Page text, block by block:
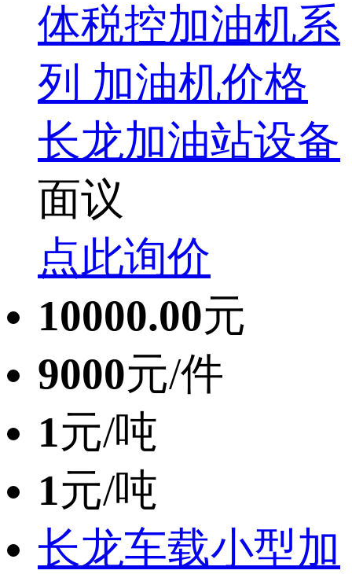
体税控加油机系
列 加油机价格
长龙加油站设备
面议
点此询价
10000.00元
9000元/件
1元/吨
1元/吨
长龙车载小型加